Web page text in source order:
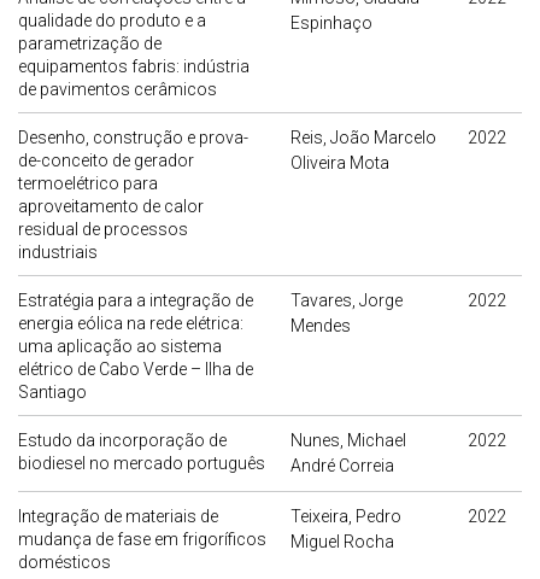
qualidade do produto e a
parametrização de
equipamentos fabris: indústria
de pavimentos cerâmicos
Espinhaço
Desenho, construção e prova-
de-conceito de gerador
termoelétrico para
aproveitamento de calor
residual de processos
industriais
Reis, João Marcelo
Oliveira Mota
2022
Estratégia para a integração de
energia eólica na rede elétrica:
uma aplicação ao sistema
elétrico de Cabo Verde – Ilha de
Santiago
Tavares, Jorge
Mendes
2022
Estudo da incorporação de
biodiesel no mercado português
Nunes, Michael
André Correia
2022
Integração de materiais de
mudança de fase em frigoríficos
domésticos
Teixeira, Pedro
Miguel Rocha
2022